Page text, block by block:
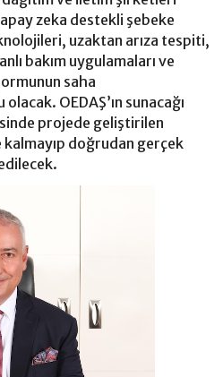
zeka destekli şebeke
uzaktan arıza tespiti,
bakım uygulamaları ve
saha
OEDAŞ’ın sunacağı
projede geliştirilen
doğrudan gerçek